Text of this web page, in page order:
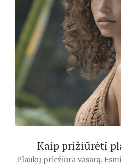
Kaip prižiūrėti
Plaukų priežiūra vasarą.